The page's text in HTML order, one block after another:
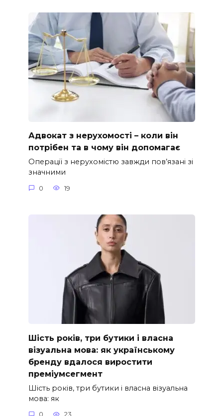
Адвокат з нерухомості – коли він
потрібен та в чому він допомагає
Операції з нерухомістю завжди пов’язані зі
значними
0 19
Шість років, три бутики і власна
візуальна мова: як українському
бренду вдалося виростити
преміумсегмент
Шість років, три бутики і власна візуальна
мова: як
0 23